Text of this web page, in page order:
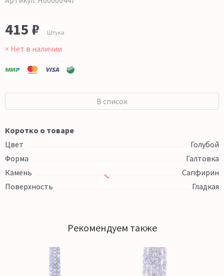
415 ₽ Штука
× Нет в наличии
В список
Коротко о товаре
Цвет
Голубой
Форма
Галтовка
Камень
Сапфирин
Поверхность
Гладкая
Рекомендуем также